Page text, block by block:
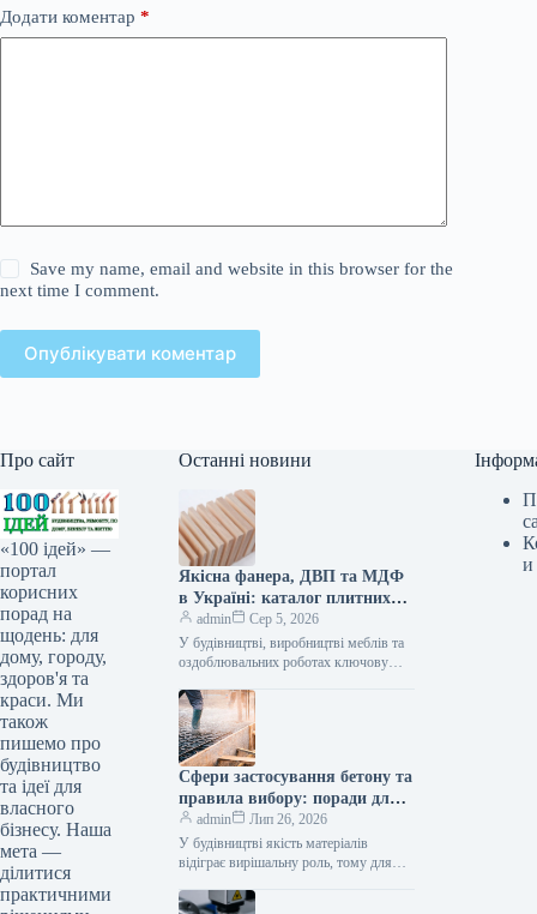
Додати коментар *
Save my name, email and website in this browser for the
next time I comment.
Опублікувати коментар
Про сайт
«100 ідей» —
портал
корисних
порад на
щодень: для
дому, городу,
здоров'я та
краси. Ми
також
пишемо про
будівництво
та ідеї для
власного
бізнесу. Наша
мета —
ділитися
практичними
Останні новини
Якісна фанера, ДВП та МДФ
в Україні: каталог плитних
матеріалів від «ВІН-ВУД»
admin
Сер 5, 2026
У будівництві, виробництві меблів та
оздоблювальних роботах ключову
сировини. Компанія «ВІН-ВУД» уже
тривалий час займається…
Сфери застосування бетону та
правила вибору: поради для
приватного й промислового
будівництва
admin
Лип 26, 2026
У будівництві якість матеріалів
відіграє вирішальну роль, тому для
обирати перевірених виробників, таких
и